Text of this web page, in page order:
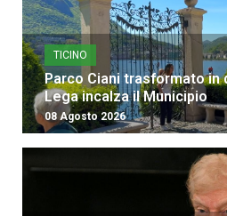
TICINO
Parco Ciani trasformato in
Lega incalza il Municipio
08 Agosto 2026